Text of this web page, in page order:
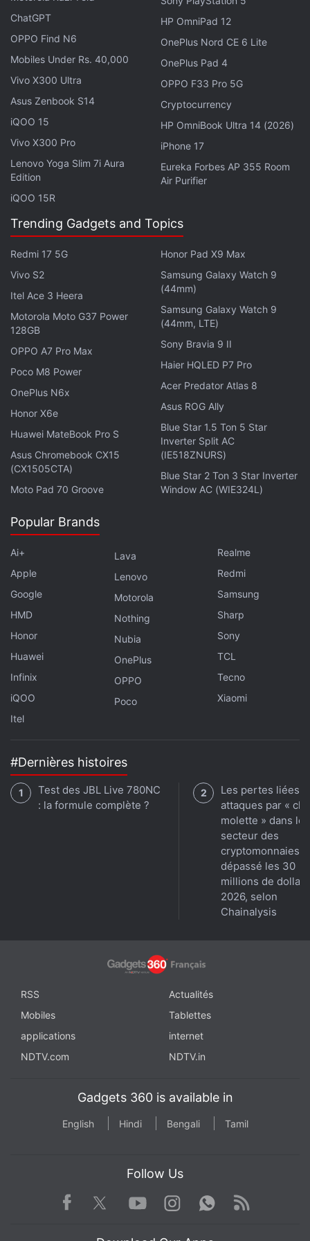
le configurer en tant qu'appareil lié.
Une fois le processus de configuration terminé, les
utilisateurs peuvent basculer entre les comptes
sans se connecter à nouveau. Selon le rapport, un
appui long sur l'onglet Vous permet de passer plus
rapidement d'un profil à l'autre, tandis qu'une
pression sur l'onglet affiche tous les comptes liés à
l'application.
Le suivi des fonctionnalités indique que WhatsApp
prend actuellement en charge deux comptes sur
iOS, les conversations, les notifications et les
préférences de compte étant conservées
séparément pour chacun.
ChatGPT
OPPO Find N6
Mobiles Under Rs. 40,000
Vivo X300 Ultra
Asus Zenbook S14
iQOO 15
Vivo X300 Pro
Lenovo Yoga Slim 7i Aura
Edition
iQOO 15R
HP OmniPad 12
OnePlus Nord CE 6 Lite
OnePlus Pad 4
OPPO F33 Pro 5G
Cryptocurrency
HP OmniBook Ultra 14 (2026)
iPhone 17
Eureka Forbes AP 355 Room
Air Purifier
Trending Gadgets and Topics
Redmi 17 5G
Vivo S2
Itel Ace 3 Heera
Motorola Moto G37 Power
128GB
OPPO A7 Pro Max
Poco M8 Power
OnePlus N6x
Honor X6e
Huawei MateBook Pro S
Asus Chromebook CX15
(CX1505CTA)
Moto Pad 70 Groove
Honor Pad X9 Max
Samsung Galaxy Watch 9
(44mm)
Samsung Galaxy Watch 9
(44mm, LTE)
Sony Bravia 9 II
Haier HQLED P7 Pro
Acer Predator Atlas 8
Asus ROG Ally
Blue Star 1.5 Ton 5 Star
Inverter Split AC
(IE518ZNURS)
Blue Star 2 Ton 3 Star Inverter
Window AC (WIE324L)
Popular Brands
Ai+
Apple
Google
HMD
Honor
Huawei
Infinix
iQOO
Itel
Lava
Lenovo
Motorola
Nothing
Nubia
OnePlus
OPPO
Poco
Realme
Redmi
Samsung
Sharp
Sony
TCL
Tecno
Xiaomi
#Dernières histoires
Test des JBL Live 780NC
: la formule complète ?
Les pertes liées
attaques par « clé
molette » dans le
secteur des
cryptomonnaies
dépassé les 30
millions de
2026, selon
Chainalysis
RSS
Actualités
Mobiles
Tablettes
applications
internet
NDTV.com
NDTV.in
Gadgets 360 is available in
English Hindi Bengali Tamil
Follow Us
Facebook TwitterYoutube
Instagram WhatsApp
Rss